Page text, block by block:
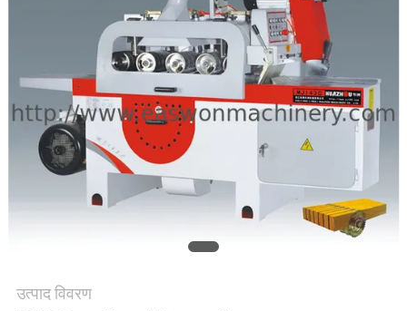
करे
साइटमैप
PRIVACY
उत्पाद विवरण